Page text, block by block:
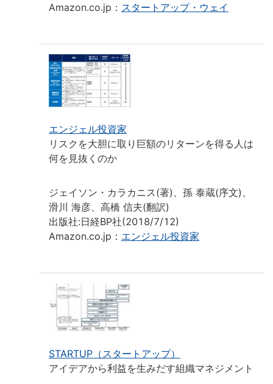
Amazon.co.jp： スタートアップ・ウェイ
エンジェル投資家
リスクを大胆に取り巨額のリターンを得る人は
何を見抜くのか
ジェイソン・カラカニス(著)、孫 泰蔵(序文)、
滑川 海彦、高橋 信夫(翻訳)
出版社:日経BP社(2018/7/12)
Amazon.co.jp： エンジェル投資家
STARTUP（スタートアップ）
アイデアから利益を生みだす組織マネジメント